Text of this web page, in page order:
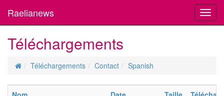
Raelianews
Téléchargements
Téléchargements Contact Spanish